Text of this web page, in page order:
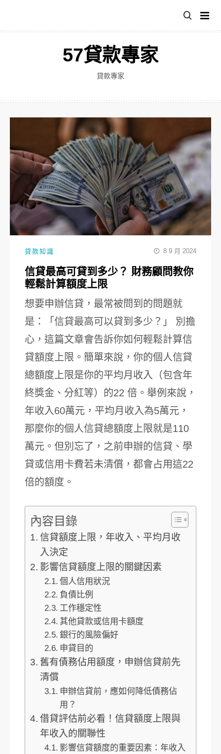
主
57貸款專家
貸款專家
貸款知識 8 9 月 2024
信貸最高可貸到多少？ 財務顧問教你
輕鬆計算額度上限
想要申辦信貸，最常被問到的問題就
是：「信貸最高可以貸到多少？」 別擔
心，這篇文章會告訴你如何輕鬆計算信
貸額度上限。簡單來說，你的個人信貸
總額度上限是你的平均月收入（包含年
終獎金、分紅等）的22 倍。舉例來說，
年收入60萬元，平均月收入為5萬元，
那麼你的個人信貸總額度上限就是110
萬元。但別忘了，之前申辦的信貸、學
貸或信用卡費若未清償，都會占用這22
倍的額度。
內容目錄
信貸額度上限，年收入、平均月收
入決定
影響信貸額度上限的關鍵因素
個人信用狀況
負債比例
工作穩定性
其他貸款或信用卡額度
銀行的風險偏好
申貸目的
舊有債務佔用額度，申辦信貸前先
清償
申辦信貸前，應如何降低債務佔
用？
借貸評估前必看！信貸額度上限與
年收入的關聯性
影響信貸額度的重要因素：年收入